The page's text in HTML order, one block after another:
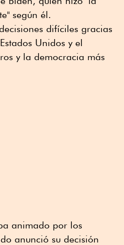
según él.
difíciles gracias
Unidos y el
y la democracia más
animado por los
anunció su decisión